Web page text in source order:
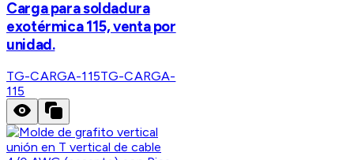
Carga para soldadura
exotérmica 115, venta por
unidad.
TG-CARGA-115TG-CARGA-
115